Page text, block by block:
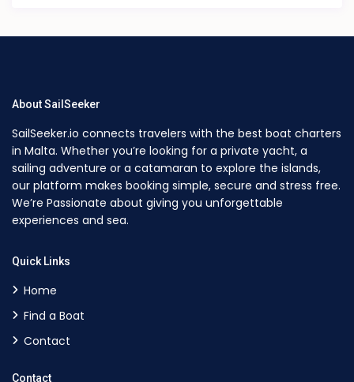
About SailSeeker
SailSeeker.io connects travelers with the best boat charters
in Malta. Whether you’re looking for a private yacht, a
sailing adventure or a catamaran to explore the islands,
our platform makes booking simple, secure and stress free.
We’re Passionate about giving you unforgettable
experiences and sea.
Quick Links
Home
Find a Boat
Contact
Contact